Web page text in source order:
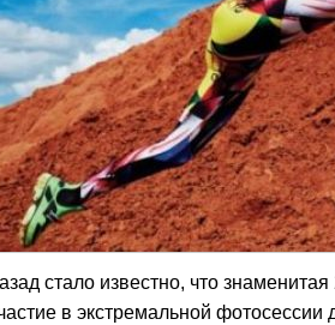
стало известно, что
в экстремальной